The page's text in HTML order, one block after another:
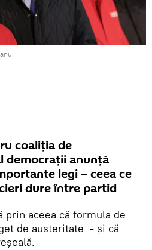
coaliția de
democrații anunță
legi – ceea ce
dure între partid
prin aceea că formula de
de austeritate - și că